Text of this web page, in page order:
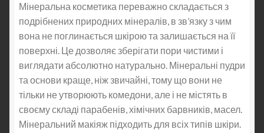
Мінеральна косметика переважно складається з
подрібнених природних мінералів, в зв’язку з чим
вона не поглинається шкірою та залишається на її
поверхні. Це дозволяє зберігати пори чистими і
виглядати абсолютно натурально. Мінеральні пудри
та основи краще, ніж звичайні, тому що вони не
тільки не утворюють комедони, але і не містять в
своєму складі парабенів, хімічних барвників, масел.
Мінеральний макіяж підходить для всіх типів шкіри.